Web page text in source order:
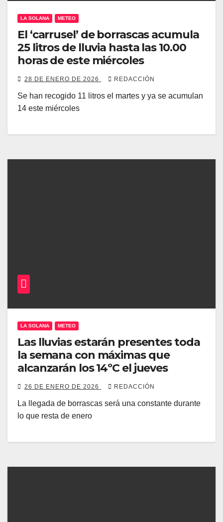
LA SOLANA METEO
El ‘carrusel’ de borrascas acumula
25 litros de lluvia hasta las 10.00
horas de este miércoles
28 DE ENERO DE 2026 REDACCIÓN
Se han recogido 11 litros el martes y ya se acumulan
14 este miércoles
LA SOLANA METEO
Las lluvias estarán presentes toda
la semana con máximas que
alcanzarán los 14ºC el jueves
26 DE ENERO DE 2026 REDACCIÓN
La llegada de borrascas será una constante durante
lo que resta de enero